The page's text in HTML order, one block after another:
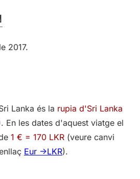
2017.
Lanka és la rupia d'Sri Lanka
En les dates d'aquest viatge el
1 € = 170 LKR (veure canvi
Eur ->LKR).